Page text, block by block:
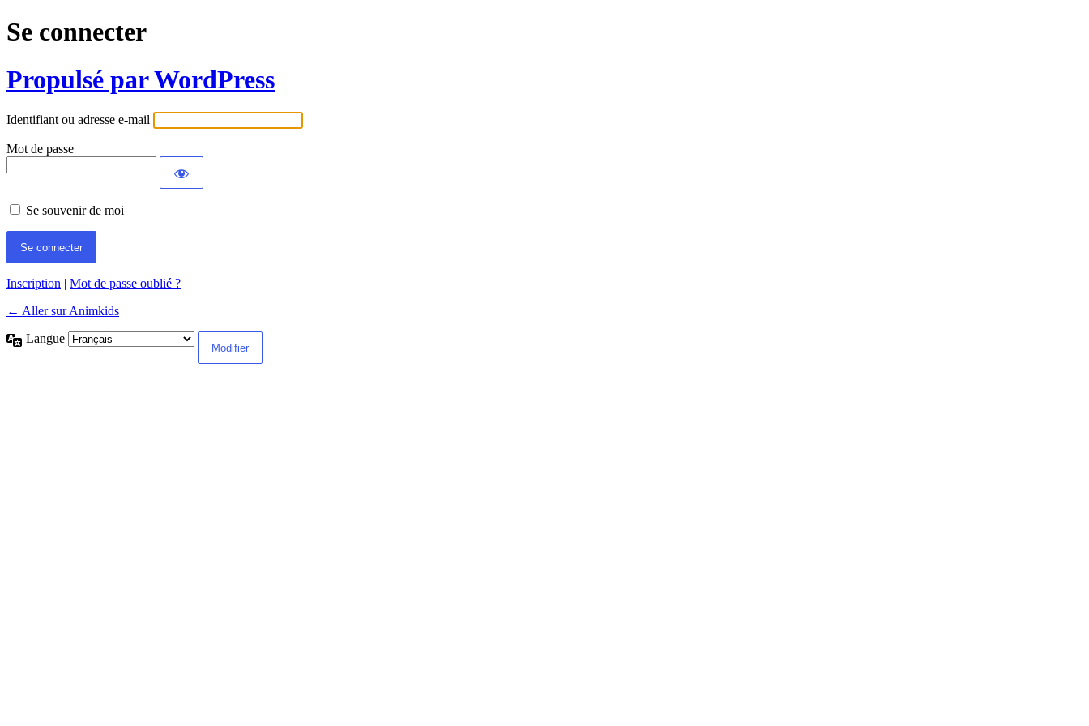
Se connecter
Propulsé par WordPress
Identifiant ou adresse e-mail
Mot de passe
Se souvenir de moi
Inscription | Mot de passe oublié ?
← Aller sur Animkids
Langue